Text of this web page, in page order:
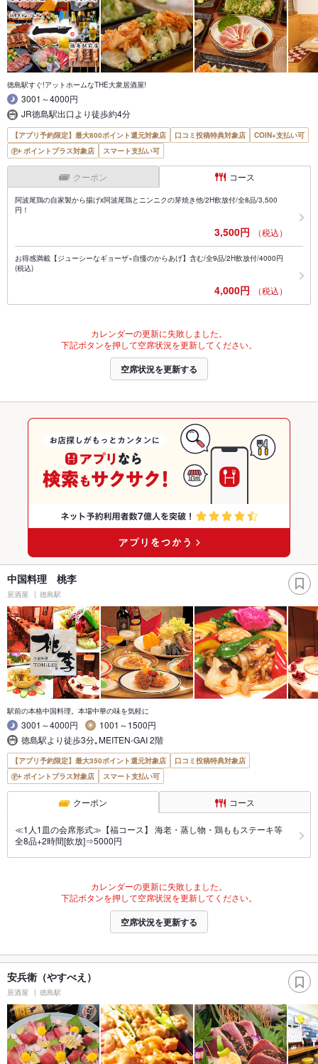
徳島駅すぐ!アットホームなTHE大衆居酒屋!
3001～4000円
JR徳島駅出口より徒歩約4分
【アプリ予約限定】最大800ポイント還元対象店 口コミ投稿特典対象店
COIN+支払い可
ポイントプラス対象店
スマート支払い可
クーポン コース
阿波尾鶏の自家製から揚げx阿波尾鶏とニンニクの芽焼き他/2H飲放付/全8品/3,500
円！
3,500円 （税込）
お得感満載【ジューシーなギョーザ×自慢のからあげ】含む/全9品/2H飲放付/4000円
(税込)
4,000円 （税込）
カレンダーの更新に失敗しました。
下記ボタンを押して空席状況を更新してください。
空席状況を更新する
中国料理 桃李
居酒屋 徳島駅
駅前の本格中国料理。本場中華の味を気軽に
3001～4000円
1001～1500円
徳島駅より徒歩3分｡MEITEN-GAI 2階
【アプリ予約限定】最大350ポイント還元対象店
口コミ投稿特典対象店
ポイントプラス対象店
スマート支払い可
クーポン コース
≪1人1皿の会席形式≫【福コース】 海老・蒸し物・鶏ももステーキ等
全8品+2時間[飲放]⇒5000円
カレンダーの更新に失敗しました。
下記ボタンを押して空席状況を更新してください。
空席状況を更新する
安兵衛（やすべえ）
居酒屋 徳島駅